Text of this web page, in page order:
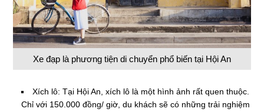
Xe đạp là phương tiện di chuyển phổ biến tại Hội An
Xích lô: Tại Hội An, xích lô là một hình ảnh rất quen thuộc.
Chỉ với 150.000 đồng/ giờ, du khách sẽ có những trải nghiệm